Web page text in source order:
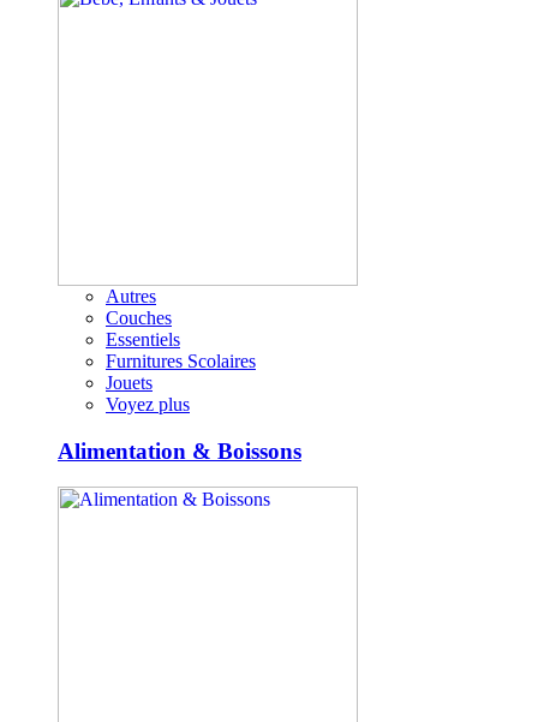
Autres
Couches
Essentiels
Furnitures Scolaires
Jouets
Voyez plus
Alimentation & Boissons